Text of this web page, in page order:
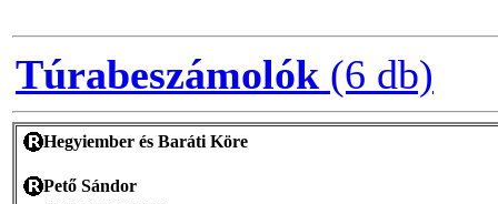
Túrabeszámolók (6 db)
Hegyiember és Baráti Köre
Pető Sándor